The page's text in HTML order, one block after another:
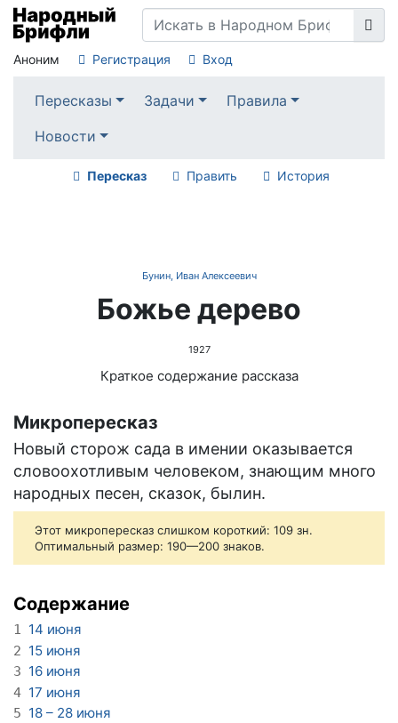
Аноним Регистрация Вход
Пересказы Задачи
Правила
Новости
Пересказ Править История
Бунин, Иван Алексеевич
Божье дерево
1927
Краткое содержание рассказа
Микропересказ
Новый сторож сада в имении оказывается
словоохотливым человеком, знающим много
народных песен, сказок, былин.
Этот микропересказ слишком короткий: 109 зн.
Оптимальный размер: 190—200 знаков.
Содержание
1 14 июня
2 15 июня
3 16 июня
4 17 июня
5 18 – 28 июня